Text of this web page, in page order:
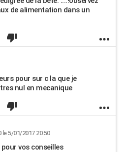
de alimentation dans un
pour sur c la que je
nul en mecanique
5/01/2017 20:50
vos conseilles